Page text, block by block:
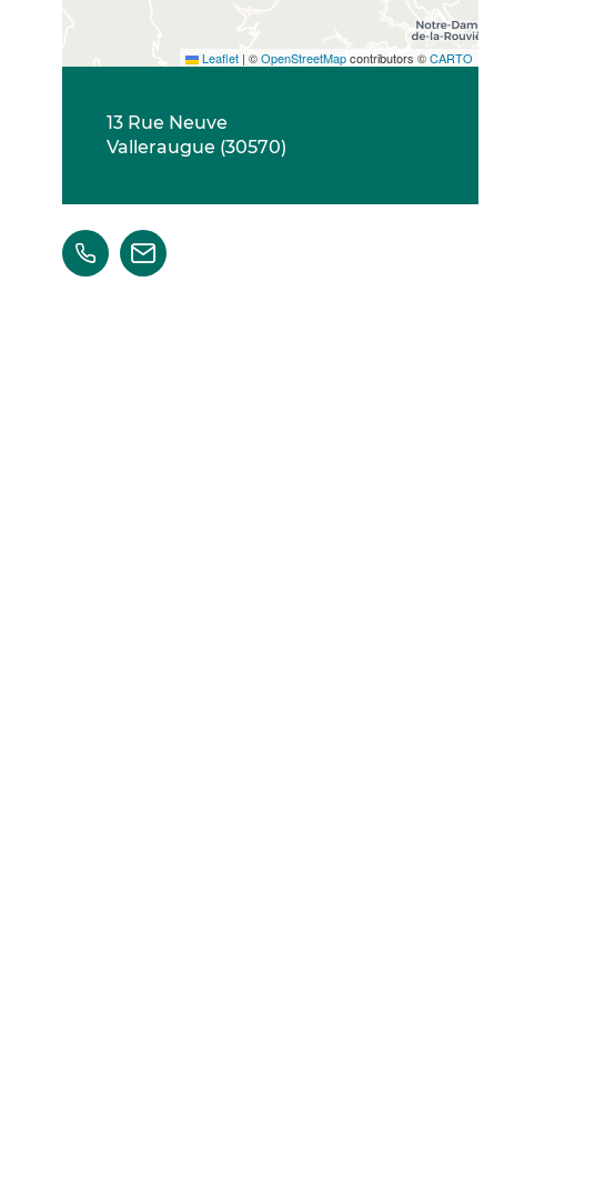
Leaflet | ©OpenStreetMapcontributors ©CARTO
13 Rue Neuve
Valleraugue (30570)